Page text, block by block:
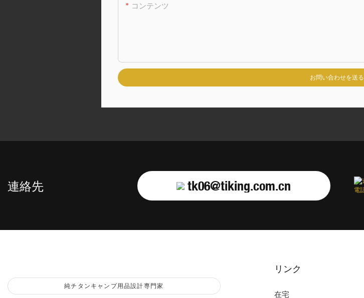
コンテンツ
お問い合わせを送る
連絡先 tk06@tiking.com.cn
純チタンキャンプ用品設計専門家
リンク
在宅